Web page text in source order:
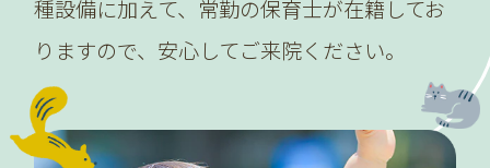
種設備に加えて、常勤の保育士が在籍してお
りますので、安心してご来院ください。